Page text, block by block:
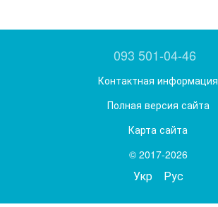
093 501-04-46
Контактная информация
Полная версия сайта
Карта сайта
© 2017-2026
Укр Рус